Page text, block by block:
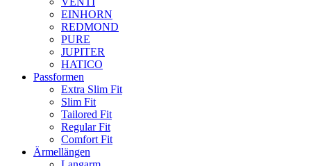
EINHORN
REDMOND
PURE
JUPITER
HATICO
Passformen
Extra Slim Fit
Slim Fit
Tailored Fit
Regular Fit
Comfort Fit
Ärmellängen